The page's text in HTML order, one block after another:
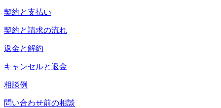
契約と支払い
契約と請求の流れ
返金と解約
キャンセルと返金
相談例
問い合わせ前の相談